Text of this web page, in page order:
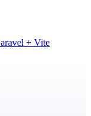
+ Vite